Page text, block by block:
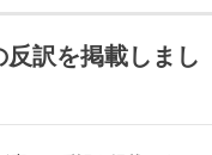
訳を掲載しまし